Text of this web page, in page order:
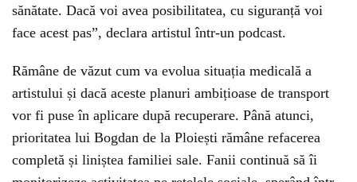
sănătate. Dacă voi avea posibilitatea, cu siguranță voi
face acest pas”, declara artistul într-un podcast.
Rămâne de văzut cum va evolua situația medicală a
artistului și dacă aceste planuri ambițioase de transport
vor fi puse în aplicare după recuperare. Până atunci,
prioritatea lui Bogdan de la Ploiești rămâne refacerea
completă și liniștea familiei sale. Fanii continuă să îi